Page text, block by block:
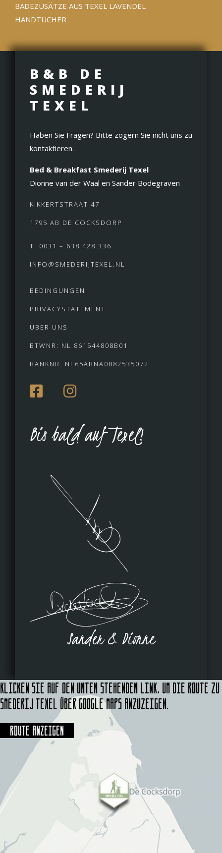
BADEZUSÄTZE AUS TEXEL LAVENDEL
HANDTÜCHER
B&B DE
SMEDERIJ
TEXEL
Haben Sie Fragen? Bitte zögern Sie nicht uns zu
kontaktieren.
Bed & Breakfast Smederij Texel
Dionne van der Waal en Sander Bodegraven
KIKKERTSTRAAT 47
1795 AB DE COCKSDORP
T: 0031 – 638 428 336
INFO@SMEDERIJTEXEL.NL
BEDINGUNGEN
PRIVACYSTATEMENT
ÜBER UNS
BTWNR: NL 861544808B01
BANKNR: NL65ABNA0882535072
Bis bald auf Texel!
Sander & Dionne
Klicken Sie auf den unten stehenden Link, um die Route zu
Smederij Texel über Google Maps anzuzeigen.
Route anzeigen